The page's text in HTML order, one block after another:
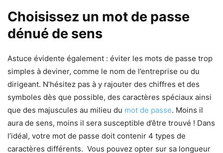
Choisissez un mot de passe
dénué de sens
Astuce évidente également : éviter les mots de passe trop
simples à deviner, comme le nom de l’entreprise ou du
dirigeant. N’hésitez pas à y rajouter des chiffres et des
symboles dès que possible, des caractères spéciaux ainsi
que des majuscules au milieu du mot de passe. Moins il
aura de sens, moins il sera susceptible d’être trouvé ! Dans
l’idéal, votre mot de passe doit contenir 4 types de
caractères différents. Vous pouvez opter sur sa longueur